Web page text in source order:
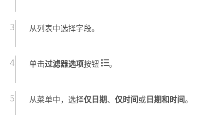
从列表中选择字段。
单击过滤器选项按钮 。
从菜单中，选择仅日期、 仅时间或日期和时间。